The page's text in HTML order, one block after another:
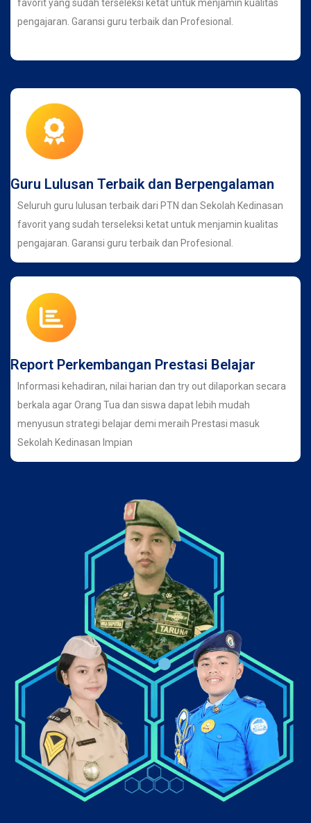
favorit yang sudah terseleksi ketat untuk menjamin kualitas
pengajaran. Garansi guru terbaik dan Profesional.
Guru Lulusan Terbaik dan Berpengalaman
Seluruh guru lulusan terbaik dari PTN dan Sekolah Kedinasan
favorit yang sudah terseleksi ketat untuk menjamin kualitas
pengajaran. Garansi guru terbaik dan Profesional.
Report Perkembangan Prestasi Belajar
Informasi kehadiran, nilai harian dan try out dilaporkan secara
berkala agar Orang Tua dan siswa dapat lebih mudah
menyusun strategi belajar demi meraih Prestasi masuk
Sekolah Kedinasan Impian